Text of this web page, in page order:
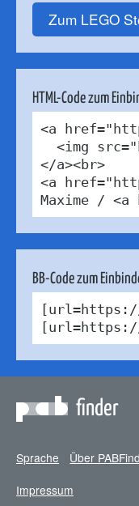
Zum LEGO
HTML-Code zum
<a
<img
</a><br>
<a
Maxime /
BB-Code zum
[url=https://
[url=https://
finder
Sprache Über
Impressum